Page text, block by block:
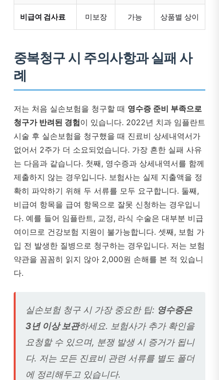
비급여 검사료 미보장 가능 상품별 상이
중복청구 시 주의사항과 실패 사
례
저는 처음 실손보험을 청구할 때 영수증 준비 부족으로
청구가 반려된 경험이 있습니다. 2022년 치과 임플란트
시술 후 실손보험을 청구했을 때 진료비 상세내역서가
없어서 2주가 더 소요되었습니다. 가장 흔한 실패 사유
는 다음과 같습니다. 첫째, 영수증과 상세내역서를 함께
제출하지 않는 경우입니다. 보험사는 실제 지출액을 정
확히 파악하기 위해 두 서류를 모두 요구합니다. 둘째,
비급여 항목을 급여 항목으로 잘못 신청하는 경우입니
다. 예를 들어 임플란트, 교정, 라식 수술은 대부분 비급
여이므로 건강보험 지원이 불가능합니다. 셋째, 보험 가
입 전 발생한 질병으로 청구하는 경우입니다. 저는 보험
약관을 꼼꼼히 읽지 않아 2,000원 손해를 본 적 있습니
다.
실손보험 청구 시 가장 중요한 팁: 영수증은
3년 이상 보관하세요. 보험사가 추가 확인을
요청할 수 있으며, 분쟁 발생 시 증거가 됩니
다. 저는 모든 진료비 관련 서류를 별도 폴더
에 정리해두고 있습니다.